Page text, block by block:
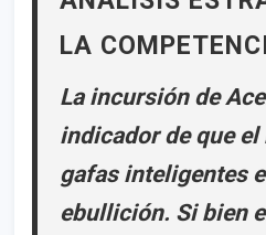
LA
La incursión de
indicador de que el
gafas inteligentes
ebullición. Si bien